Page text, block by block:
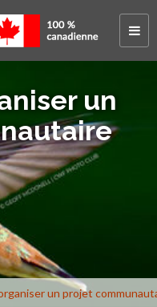
un
un projet